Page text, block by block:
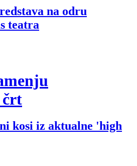
na odru
teatra
črt
kosi iz aktualne 'high